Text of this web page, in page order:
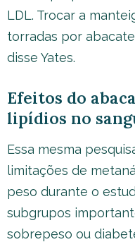
LDL. Trocar a
torradas por
disse Yates.
Efeitos do
lipídios no
Essa mesma
limitações de
peso durante o
subgrupos
sobrepeso ou